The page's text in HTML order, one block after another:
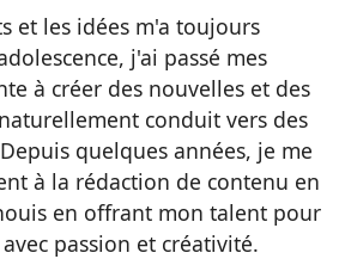
et les idées m'a toujours
j'ai passé mes
à créer des nouvelles et des
conduit vers des
quelques années, je me
à la rédaction de contenu en
en offrant mon talent pour
passion et créativité.